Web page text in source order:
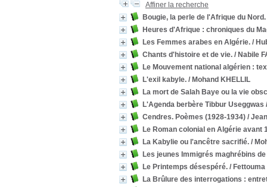
Affiner la recherche
Bougie, la perle de l'Afrique du Nord.
Heures d'Afrique : chroniques du
Les Femmes arabes en Algérie. /
Chants d'histoire et de vie. / Nabile
Le Mouvement national algérien :
L'exil kabyle. / Mohand KHELLIL
La mort de Salah Baye ou la vie
L'Agenda berbère Tibbur Useggwas
Cendres. Poèmes (1928-1934) /
Le Roman colonial en Algérie avant
La Kabylie ou l'ancêtre sacrifié. /
Les jeunes Immigrés maghrébins
Le Printemps désespéré. / Fettouma
La Brûlure des interrogations :